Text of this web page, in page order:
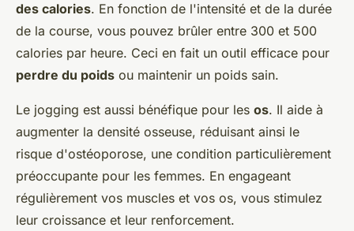
des calories. En fonction de l'intensité et de la durée
de la course, vous pouvez brûler entre 300 et 500
calories par heure. Ceci en fait un outil efficace pour
perdre du poids ou maintenir un poids sain.
Le jogging est aussi bénéfique pour les os. Il aide à
augmenter la densité osseuse, réduisant ainsi le
risque d'ostéoporose, une condition particulièrement
préoccupante pour les femmes. En engageant
régulièrement vos muscles et vos os, vous stimulez
leur croissance et leur renforcement.